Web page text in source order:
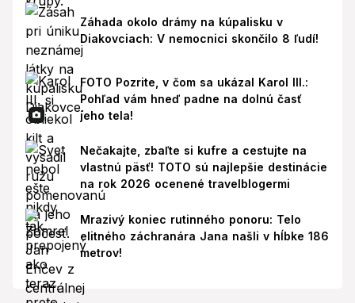
Záhada okolo drámy na kúpalisku v
Diakovciach: V nemocnici skončilo 8 ľudí!
FOTO Pozrite, v čom sa ukázal Karol III.:
Pohľad vám hneď padne na dolnú časť
jeho tela!
Nečakajte, zbaľte si kufre a cestujte na
vlastnú päsť! TOTO sú najlepšie destinácie
na rok 2026 ocenené travelblogermi
Mrazivý koniec rutinného ponoru: Telo
elitného záchranára Jana našli v hĺbke 186
metrov!